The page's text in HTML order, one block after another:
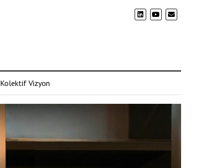
Kolektif Vizyon